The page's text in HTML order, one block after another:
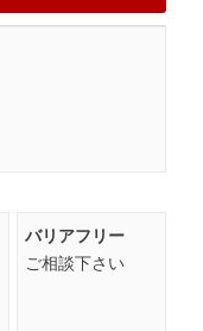
バリアフリー
ご相談下さい